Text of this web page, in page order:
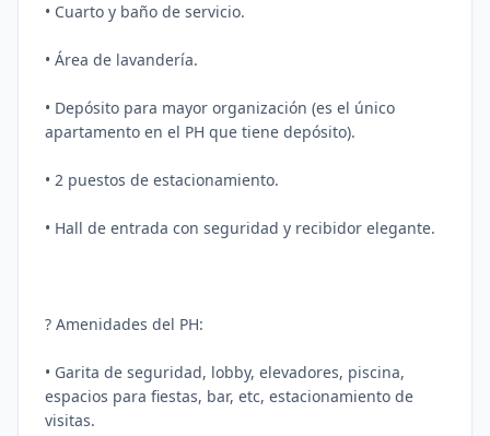
• Cuarto y baño de servicio.
• Área de lavandería.
• Depósito para mayor organización (es el único
apartamento en el PH que tiene depósito).
• 2 puestos de estacionamiento.
• Hall de entrada con seguridad y recibidor elegante.
? Amenidades del PH:
• Garita de seguridad, lobby, elevadores, piscina,
espacios para fiestas, bar, etc, estacionamiento de
visitas.